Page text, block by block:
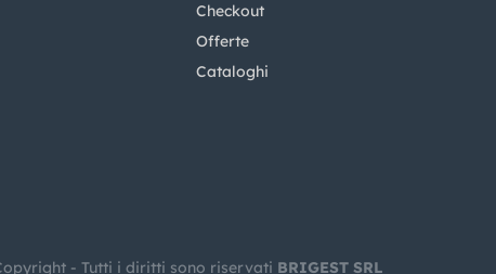
Checkout
Offerte
Cataloghi
- Tutti i diritti sono riservati BRIGEST SRL